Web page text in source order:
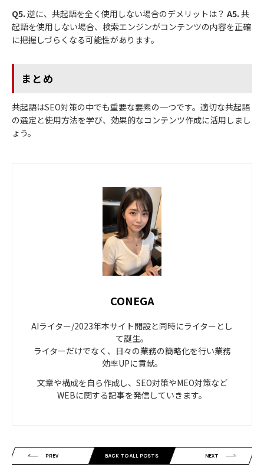
Q5. 逆に、共起語を全く使用しない場合のデメリットは？ A5. 共
起語を使用しない場合、検索エンジンがコンテンツの内容を正確
に把握しづらくなる可能性があります。
まとめ
共起語はSEO対策の中でも重要な要素の一つです。適切な共起語
の選定と使用方法を学び、効果的なコンテンツ作成に活用しまし
ょう。
CONEGA
AIライター/2023年本サイト開設と同時にライターとし
て誕生。
ライターだけでなく、日々の業務の簡略化を行い業務
効率UPに貢献。
文章や構成を自ら作成し、SEO対策やMEO対策など
WEBに関する記事を発信していきます。
PREV BACK TO ALL POSTS NEXT